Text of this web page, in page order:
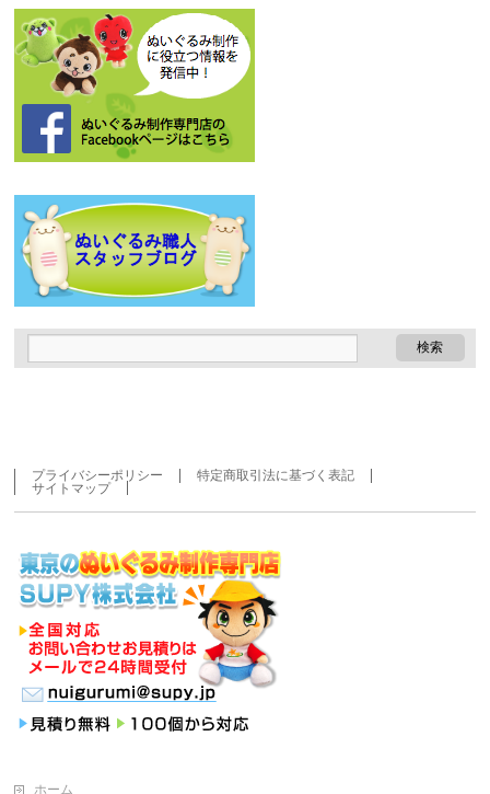
プライバシーポリシー
特定商取引法に基づく表記
サイトマップ
ホーム